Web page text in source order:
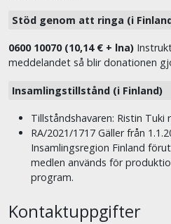
Stöd genom att ringa (i
0600 10070 (10,14 € + lna)
meddelandet så blir donationen
Insamlingstillstånd (i Finland)
Tillståndshavaren: Ristin Tuki
RA/2021/1717 Gäller från
Insamlingsregion Finland
medlen används för
program.
Kontaktuppgifter